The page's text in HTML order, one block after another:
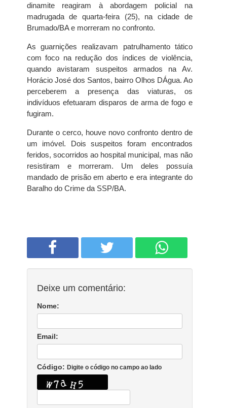
dinamite reagiram à abordagem policial na
madrugada de quarta-feira (25), na cidade de
Brumado/BA e morreram no confronto.
As guarnições realizavam patrulhamento tático
com foco na redução dos índices de violência,
quando avistaram suspeitos armados na Av.
Horácio José dos Santos, bairro Olhos DÁgua. Ao
perceberem a presença das viaturas, os
indivíduos efetuaram disparos de arma de fogo e
fugiram.
Durante o cerco, houve novo confronto dentro de
um imóvel. Dois suspeitos foram encontrados
feridos, socorridos ao hospital municipal, mas não
resistiram e morreram. Um deles possuía
mandado de prisão em aberto e era integrante do
Baralho do Crime da SSP/BA.
Deixe um comentário:
Nome:
Email:
Código: Digite o código no campo ao lado